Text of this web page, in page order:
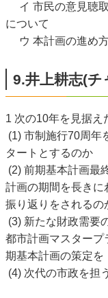
イ 市民の意見聴
について
ウ 本計画の進め方
9.井上耕志(チ
1 次の10年を見据え
(1) 市制施行70周年
タートとするのか
(2) 前期基本計画最
計画の期間を長きに
振り返りをされるの
(3) 新たな財政需要
都市計画マスタープ
期基本計画の策定を
(4) 次代の市政を担